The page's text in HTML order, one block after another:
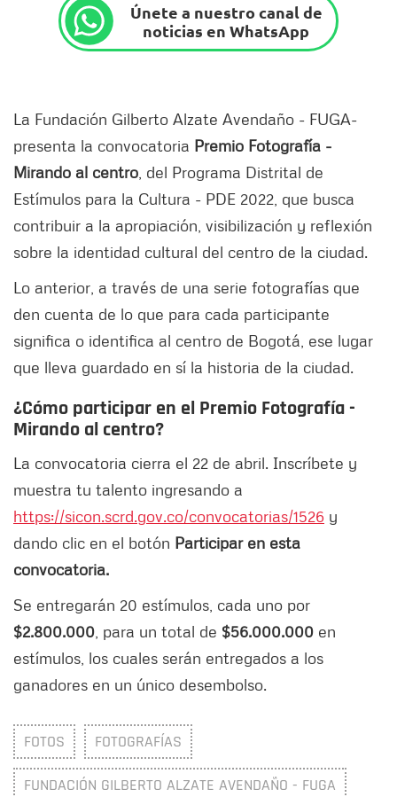
Únete a nuestro canal de
noticias en WhatsApp
La Fundación Gilberto Alzate Avendaño - FUGA-
presenta la convocatoria Premio Fotografía -
Mirando al centro , del Programa Distrital de
Estímulos para la Cultura - PDE 2022, que busca
contribuir a la apropiación, visibilización y reflexión
sobre la identidad cultural del centro de la ciudad.
Lo anterior, a través de una serie fotografías que
den cuenta de lo que para cada participante
significa o identifica al centro de Bogotá, ese lugar
que lleva guardado en sí la historia de la ciudad.
¿Cómo participar en el Premio Fotografía -
Mirando al centro?
La convocatoria cierra el 22 de abril. Inscríbete y
muestra tu talento ingresando a
https://sicon.scrd.gov.co/convocatorias/1526 y
dando clic en el botón Participar en esta
convocatoria.
Se entregarán 20 estímulos, cada uno por
$2.800.000 , para un total de $56.000.000 en
estímulos, los cuales serán entregados a los
ganadores en un único desembolso.
FOTOS FOTOGRAFÍAS
FUNDACIÓN GILBERTO ALZATE AVENDAÑO - FUGA